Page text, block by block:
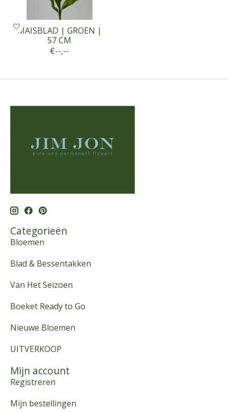
MAISBLAD | GROEN |
57 CM
€--,--
Categorieën
Bloemen
Blad & Bessentakken
Van Het Seizoen
Boeket Ready to Go
Nieuwe Bloemen
UITVERKOOP
Mijn account
Registreren
Mijn bestellingen